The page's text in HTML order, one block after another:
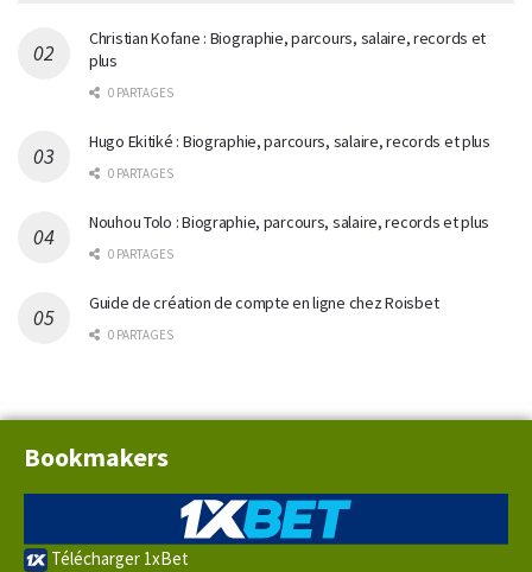
Christian Kofane : Biographie, parcours, salaire, records et
plus
0 PARTAGES
Hugo Ekitiké : Biographie, parcours, salaire, records et plus
0 PARTAGES
Nouhou Tolo : Biographie, parcours, salaire, records et plus
0 PARTAGES
Guide de création de compte en ligne chez Roisbet
0 PARTAGES
Bookmakers
Télécharger 1xBet